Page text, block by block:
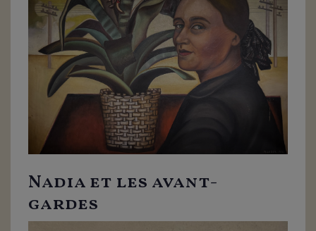
Nadia et les avant-
gardes